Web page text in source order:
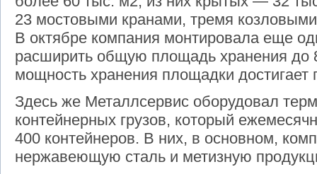
23 мостовыми кранами, тремя
В октябре компания монтировала еще
расширить общую площадь хранения до
мощность хранения площадки достигает
Здесь же Металлсервис оборудовал
контейнерных грузов, который
400 контейнеров. В них, в основном,
нержавеющую сталь и метизную